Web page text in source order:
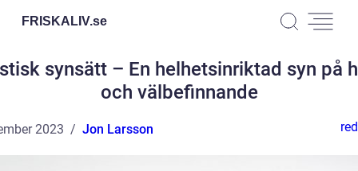
FRISKALIV.se
synsätt – En helhetsinriktad syn på
och välbefinnande
2023 Jon Larsson